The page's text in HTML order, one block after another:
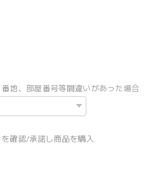
地、部屋番号等間違いがあった場合
を確認/承諾し商品を購入